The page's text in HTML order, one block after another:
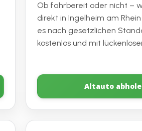
Ob fahrbereit oder nicht –
direkt in Ingelheim am
es nach gesetzlichen
kostenlos und mit
Altauto